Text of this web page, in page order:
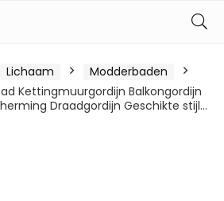
Lichaam
Modderbaden
Kettingmuurgordijn Balkongordijn
Draadgordijn Geschikte stijl…